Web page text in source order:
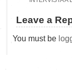
Leave a
You must be